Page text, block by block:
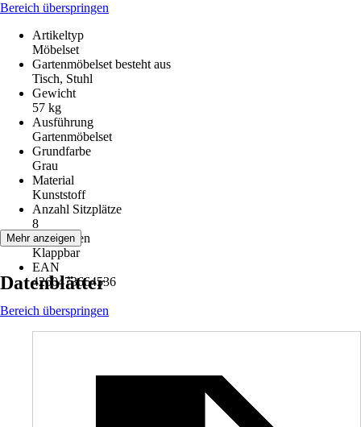
Bereich überspringen
Artikeltyp
Möbelset
Gartenmöbelset besteht aus
Tisch, Stuhl
Gewicht
57 kg
Ausführung
Gartenmöbelset
Grundfarbe
Grau
Material
Kunststoff
Anzahl Sitzplätze
8
Funktionen
Klappbar
EAN
4260473664536
Mehr anzeigen
Datenblätter
Bereich überspringen